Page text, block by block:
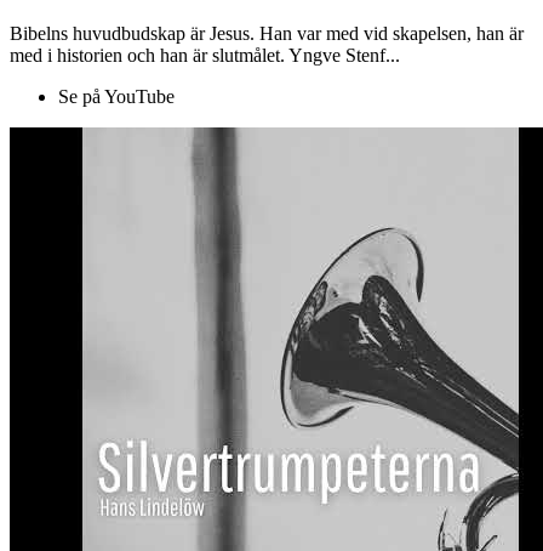
Bibelns huvudbudskap är Jesus. Han var med vid skapelsen, han är
med i historien och han är slutmålet. Yngve Stenf...
Se på YouTube